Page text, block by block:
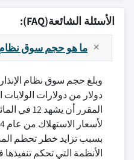
الأسئلة الشائعة(FAQ):
ما هو حجم سوق نظام
وبلغ حجم سوق نظام
المقرر أن
بسبب تزايد خطر تحطم
الأنظمة التي تحكم تنفيذها